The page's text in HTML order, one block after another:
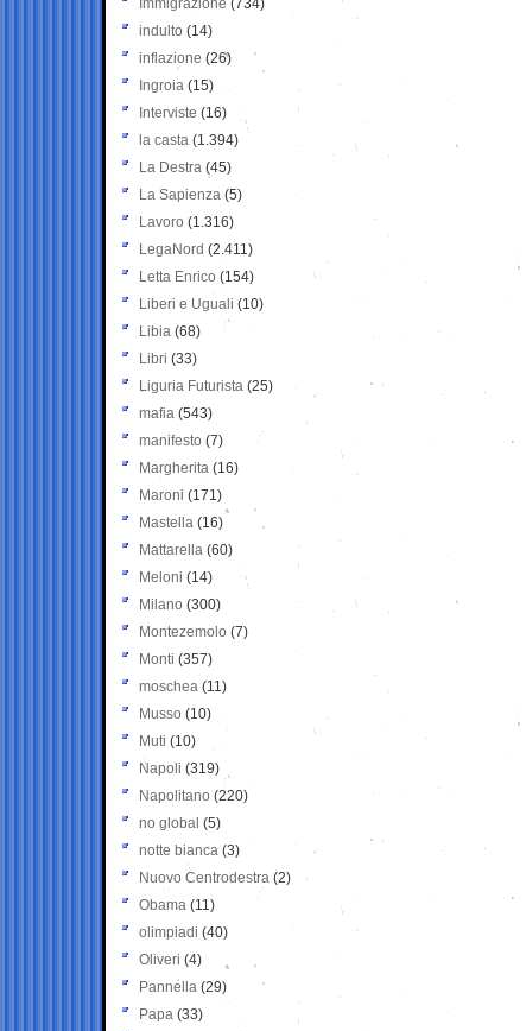
Immigrazione (734)
indulto (14)
inflazione (26)
Ingroia (15)
Interviste (16)
la casta (1.394)
La Destra (45)
La Sapienza (5)
Lavoro (1.316)
LegaNord (2.411)
Letta Enrico (154)
Liberi e Uguali (10)
Libia (68)
Libri (33)
Liguria Futurista (25)
mafia (543)
manifesto (7)
Margherita (16)
Maroni (171)
Mastella (16)
Mattarella (60)
Meloni (14)
Milano (300)
Montezemolo (7)
Monti (357)
moschea (11)
Musso (10)
Muti (10)
Napoli (319)
Napolitano (220)
no global (5)
notte bianca (3)
Nuovo Centrodestra (2)
Obama (11)
olimpiadi (40)
Oliveri (4)
Pannella (29)
Papa (33)